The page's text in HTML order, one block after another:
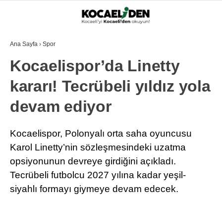
Ana Sayfa › Spor
Kocaelispor’da Linetty
kararı! Tecrübeli yıldız yola
devam ediyor
Kocaelispor, Polonyalı orta saha oyuncusu
Karol Linetty’nin sözleşmesindeki uzatma
opsiyonunun devreye girdiğini açıkladı.
Tecrübeli futbolcu 2027 yılına kadar yeşil-
siyahlı formayı giymeye devam edecek.